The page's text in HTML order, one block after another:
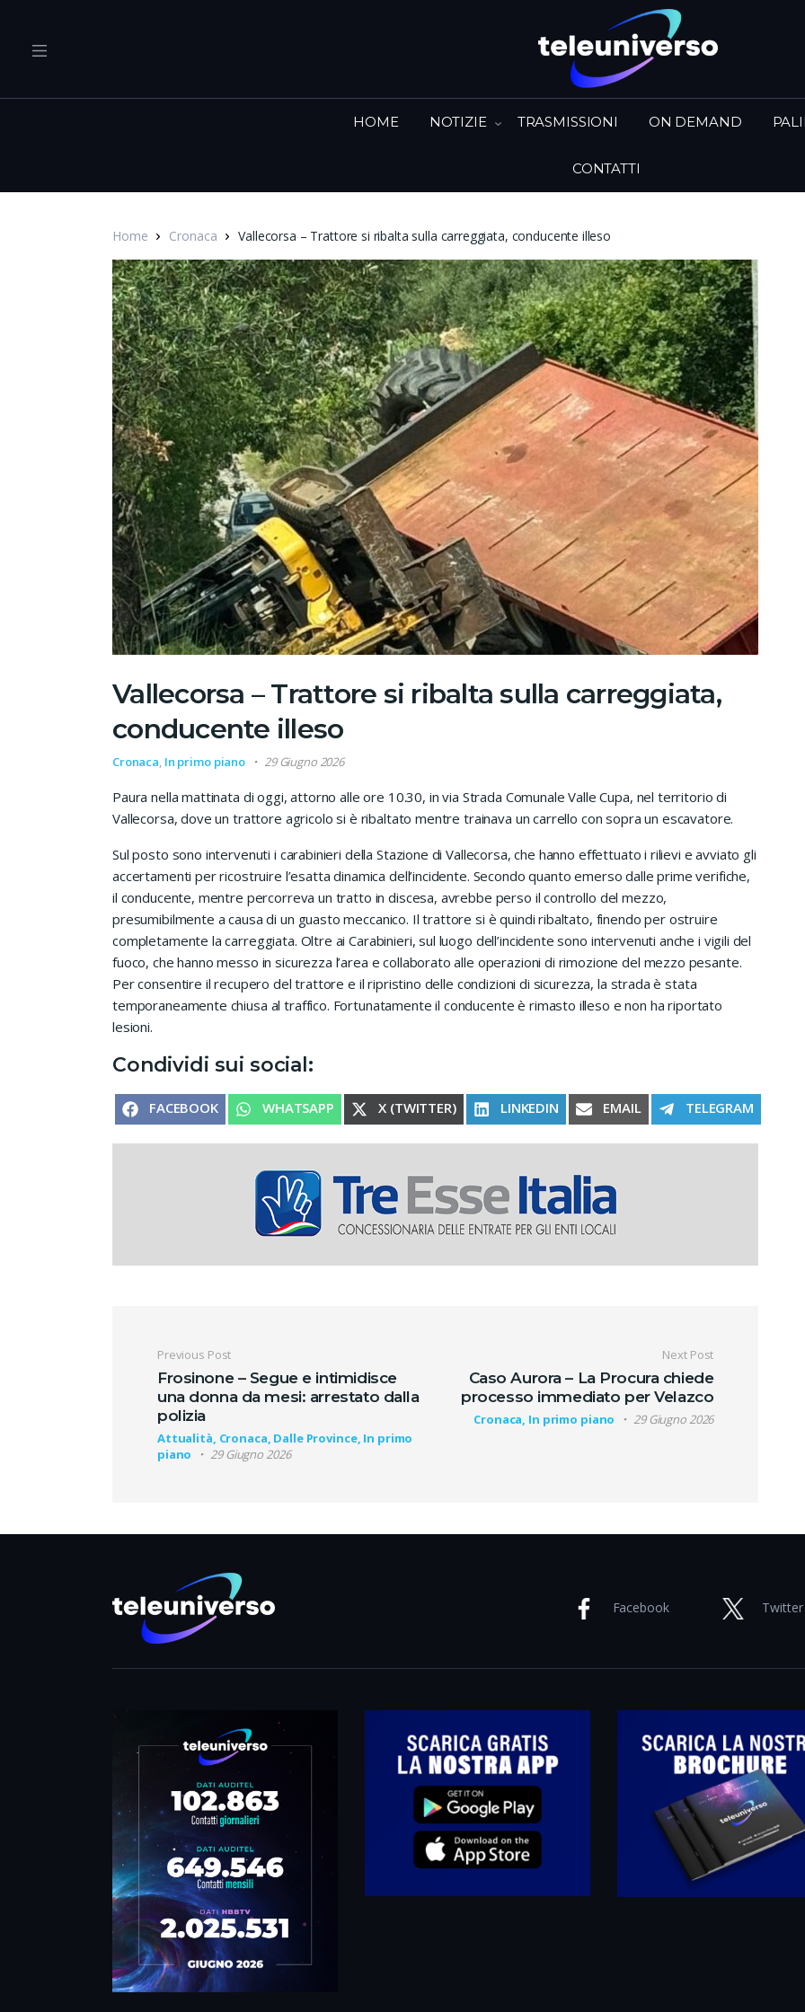
HOME NOTIZIE TRASMISSIONI ON DEMAND
CONTATTI
Home Cronaca Vallecorsa – Trattore si ribalta sulla carreggiata, conducente illeso
Vallecorsa – Trattore si ribalta sulla carreggiata,
conducente illeso
Cronaca, In primo piano 29 Giugno 2026
Paura nella mattinata di oggi, attorno alle ore 10.30, in via Strada Comunale Valle Cupa, nel territorio di
Vallecorsa, dove un trattore agricolo si è ribaltato mentre trainava un carrello con sopra un escavatore.
Sul posto sono intervenuti i carabinieri della Stazione di Vallecorsa, che hanno effettuato i rilievi e avviato gli
accertamenti per ricostruire l’esatta dinamica dell’incidente. Secondo quanto emerso dalle prime verifiche,
il conducente, mentre percorreva un tratto in discesa, avrebbe perso il controllo del mezzo,
presumibilmente a causa di un guasto meccanico. Il trattore si è quindi ribaltato, finendo per ostruire
completamente la carreggiata. Oltre ai Carabinieri, sul luogo dell’incidente sono intervenuti anche i vigili del
fuoco, che hanno messo in sicurezza l’area e collaborato alle operazioni di rimozione del mezzo pesante.
Per consentire il recupero del trattore e il ripristino delle condizioni di sicurezza, la strada è stata
temporaneamente chiusa al traffico. Fortunatamente il conducente è rimasto illeso e non ha riportato
lesioni.
Condividi sui social:
SHARE ON
FACEBOOK SHARE ON
WHATSAPP SHARE ON
X (TWITTER) SHARE ON
LINKEDIN SHARE ON
EMAIL SHARE ON
TELEGRAM
Navigazione articoli
Previous Post
Frosinone – Segue e intimidisce
una donna da mesi: arrestato dalla
polizia
Attualità, Cronaca, Dalle Province, In primo
piano
29 Giugno 2026
Next Post
Caso Aurora – La Procura chiede
processo immediato per Velazco
Cronaca, In primo piano 29 Giugno 2026
Facebook Twitter